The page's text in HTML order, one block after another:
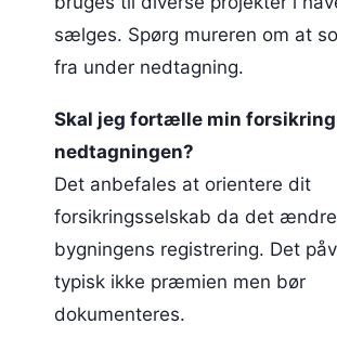
sælges. Spørg mureren om at
fra under nedtagning.
Skal jeg fortælle min forsikring
nedtagningen?
Det anbefales at orientere dit
forsikringsselskab da det
bygningens registrering. Det
typisk ikke præmien men bør
dokumenteres.